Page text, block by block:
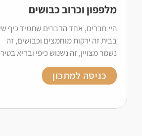
מלפפון וכרוב כבושים
היי חברים, אחד הדברים שתמיד כיף
בבית זה ירקות מוחמצים וכבושים, זה
נשמר מצויין, זה נשנוש כיפי ובריא
כניסה למתכון